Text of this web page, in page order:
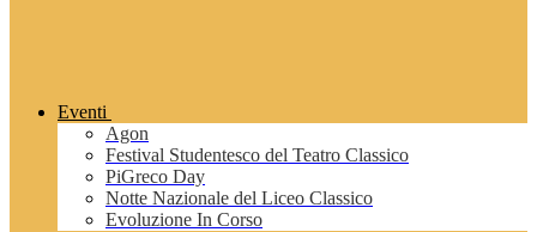
Eventi
Agon
Festival Studentesco del Teatro Classico
PiGreco Day
Notte Nazionale del Liceo Classico
Evoluzione In Corso